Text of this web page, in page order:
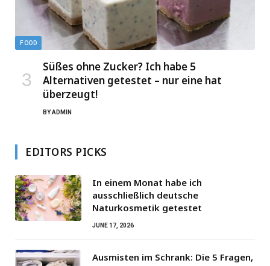
FOOD
Süßes ohne Zucker? Ich habe 5
Alternativen getestet – nur eine hat
überzeugt!
BYADMIN
EDITORS PICKS
In einem Monat habe ich
ausschließlich deutsche
Naturkosmetik getestet
JUNE 17, 2026
Ausmisten im Schrank: Die 5 Fragen,